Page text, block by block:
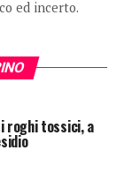
ed incerto.
i roghi tossici, a